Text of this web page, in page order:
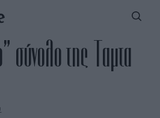
σύνολο της Ταμτα